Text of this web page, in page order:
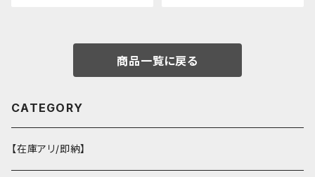
商品一覧に戻る
CATEGORY
【在庫アリ/即納】